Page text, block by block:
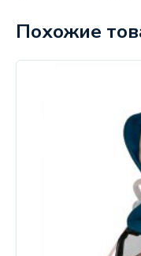
Похожие